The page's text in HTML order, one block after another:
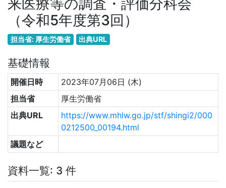
来医療等の調査・評価分科会
（令和5年度第3回）
担当省: 厚生労働省 出典URL
基礎情報
開催日時
2023年07月06日 (木)
担当省
厚生労働省
出典URL
https://www.mhlw.go.jp/stf/shingi2/000
0212500_00194.html
議題など
資料一覧: 3 件